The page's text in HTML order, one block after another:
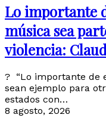
Lo importante
música sea
violencia:
? “Lo importante de
sean ejemplo para
estados con…
8 agosto, 2026